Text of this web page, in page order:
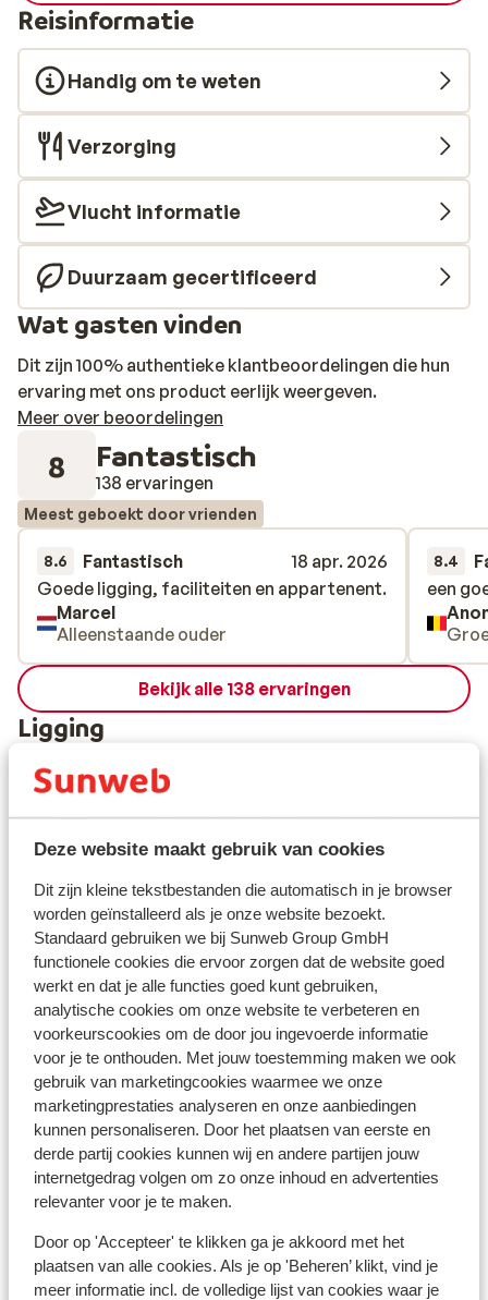
Deze website maakt gebruik van cookies
Dit zijn kleine tekstbestanden die automatisch in je browser
worden geïnstalleerd als je onze website bezoekt.
Standaard gebruiken we bij Sunweb Group GmbH
functionele cookies die ervoor zorgen dat de website goed
werkt en dat je alle functies goed kunt gebruiken,
analytische cookies om onze website te verbeteren en
voorkeurscookies om de door jou ingevoerde informatie
voor je te onthouden. Met jouw toestemming maken we ook
gebruik van marketingcookies waarmee we onze
marketingprestaties analyseren en onze aanbiedingen
kunnen personaliseren. Door het plaatsen van eerste en
derde partij cookies kunnen wij en andere partijen jouw
internetgedrag volgen om zo onze inhoud en advertenties
relevanter voor je te maken.
Door op 'Accepteer' te klikken ga je akkoord met het
plaatsen van alle cookies. Als je op 'Beheren’ klikt, vind je
meer informatie incl. de volledige lijst van cookies waar je
Reisinformatie
Handig om te weten
Verzorging
Vlucht informatie
Duurzaam gecertificeerd
Wat gasten vinden
Dit zijn 100% authentieke klantbeoordelingen die hun
ervaring met ons product eerlijk weergeven.
Meer over beoordelingen
8 Fantastisch
138 ervaringen
Meest geboekt door vrienden
8.6 Fantastisch
18 apr. 2026
Goede ligging, faciliteiten en appartenent.
Goede ligging, faciliteiten en appartenent.
Marcel
Alleenstaande ouder
8.4
een
een
Bekijk alle 138 ervaringen
Ligging
Bekijk op kaart
Afstanden
Centrum: 300 m
Pinautomaat: 300 m
Skipiste: 0 m
Skilift: 100 m
(Mini)supermarkt: 200 m
Restaurant: 300 m
Skipas, -les en verhuur
Skipas